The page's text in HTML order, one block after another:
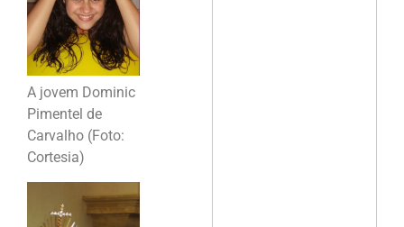
A jovem Dominic
Pimentel de
Carvalho (Foto:
Cortesia)